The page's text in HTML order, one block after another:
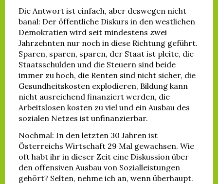
Die Antwort ist einfach, aber deswegen nicht
banal: Der öffentliche Diskurs in den westlichen
Demokratien wird seit mindestens zwei
Jahrzehnten nur noch in diese Richtung geführt.
Sparen, sparen, sparen, der Staat ist pleite, die
Staatsschulden und die Steuern sind beide
immer zu hoch, die Renten sind nicht sicher, die
Gesundheitskosten explodieren, Bildung kann
nicht ausreichend finanziert werden, die
Arbeitslosen kosten zu viel und ein Ausbau des
sozialen Netzes ist unfinanzierbar.
Nochmal: In den letzten 30 Jahren ist
Österreichs Wirtschaft 29 Mal gewachsen. Wie
oft habt ihr in dieser Zeit eine Diskussion über
den offensiven Ausbau von Sozialleistungen
gehört? Selten, nehme ich an, wenn überhaupt.